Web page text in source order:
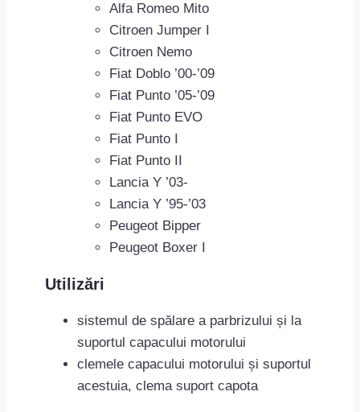
Alfa Romeo Mito
Citroen Jumper I
Citroen Nemo
Fiat Doblo ’00-’09
Fiat Punto ’05-’09
Fiat Punto EVO
Fiat Punto I
Fiat Punto II
Lancia Y ’03-
Lancia Y ’95-’03
Peugeot Bipper
Peugeot Boxer I
Utilizări
sistemul de spălare a parbrizului și la
suportul capacului motorului
clemele capacului motorului și suportul
acestuia, clema suport capota